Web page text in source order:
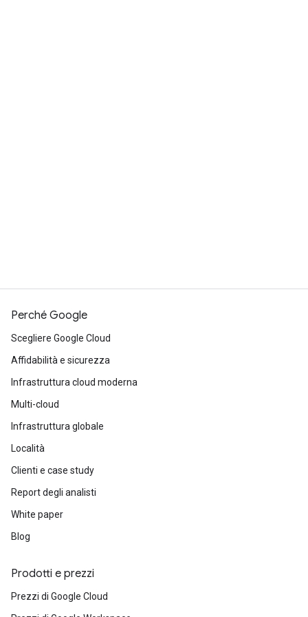
Perché Google
Scegliere Google Cloud
Affidabilità e sicurezza
Infrastruttura cloud moderna
Multi-cloud
Infrastruttura globale
Località
Clienti e case study
Report degli analisti
White paper
Blog
Prodotti e prezzi
Prezzi di Google Cloud